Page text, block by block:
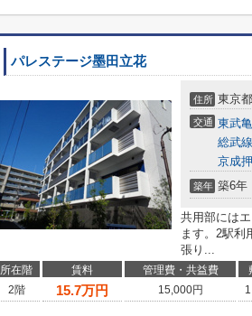
パレステージ墨田立花
住所 東京都
交通 東武
総武線
京成
築年 築6年
共用部には
ます。2駅利
張り...
所在階 賃料 管理費・共益費
2階
15.7万円 15,000円